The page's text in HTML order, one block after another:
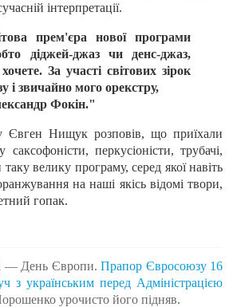
інтерпретації.
прем'єра нової програми
діджей-джаз чи денс-джаз,
За участі світових зірок
і звичайно мого орекстру,
Фокін."
Євген Нищук розповів, що приїхали
саксофоністи, перкусіоністи, трубачі,
велику програму, серед якої навіть
на наші якісь відомі твори,
гопак.
— День Європи. Прапор Євросоюзу 16
з українським перед Адміністрацією
урочисто його підняв.